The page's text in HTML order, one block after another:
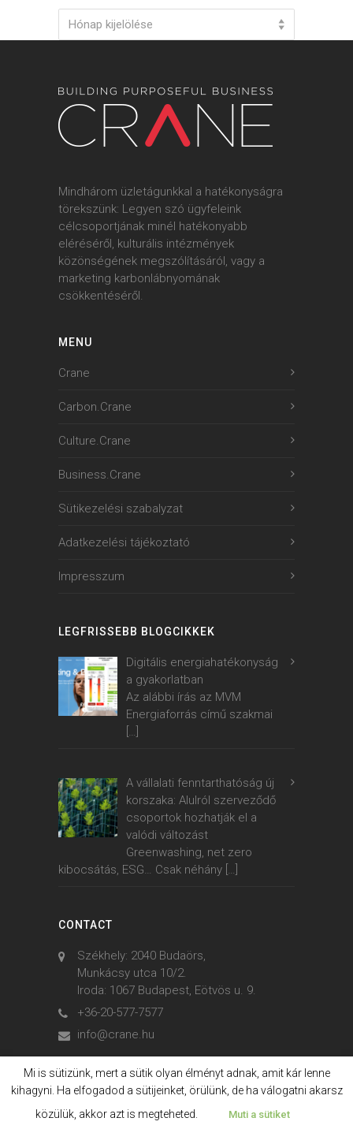
Hónap kijelölése
Mindhárom üzletágunkkal a hatékonyságra
törekszünk: Legyen szó ügyfeleink
célcsoportjának minél hatékonyabb
eléréséről, kulturális intézmények
közönségének megszólításáról, vagy a
marketing karbonlábnyomának
csökkentéséről.
MENU
Crane
Carbon.Crane
Culture.Crane
Business.Crane
Sütikezelési szabalyzat
Adatkezelési tájékoztató
Impresszum
LEGFRISSEBB BLOGCIKKEK
Digitális energiahatékonyság
a gyakorlatban
Az alábbi írás az MVM
Energiaforrás című szakmai
A vállalati fenntarthatóság új
korszaka: Alulról szerveződő
csoportok hozhatják el a
valódi változást
Greenwashing, net zero
kibocsátás, ESG… Csak néhány […]
CONTACT
Székhely: 2040 Budaörs,
Munkácsy utca 10/2.
Iroda: 1067 Budapest, Eötvös u. 9.
+36-20-577-7577
info@crane.hu
© 2006. - 2023. Crane International
Mi is sütizünk, mert a sütik olyan élményt adnak, amit kár lenne
kihagyni. Ha elfogadod a sütijeinket, örülünk, de ha válogatni akarsz
közülük, akkor azt is megteheted.
Muti a sütiket